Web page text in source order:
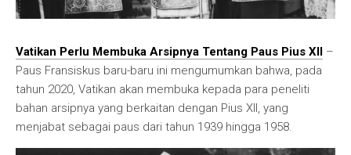
Vatikan Perlu Membuka Arsipnya Tentang Paus Pius XII –
Paus Fransiskus baru-baru ini mengumumkan bahwa, pada
tahun 2020, Vatikan akan membuka kepada para peneliti
bahan arsipnya yang berkaitan dengan Pius XII, yang
menjabat sebagai paus dari tahun 1939 hingga 1958.